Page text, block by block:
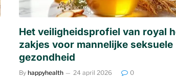
Het veiligheidsprofiel van royal
zakjes voor mannelijke seksuele
gezondheid
By happyhealth 24 april 2026 0